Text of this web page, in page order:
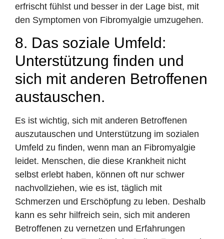
erfrischt fühlst und besser in der Lage bist, mit
den Symptomen von Fibromyalgie umzugehen.
8. Das soziale Umfeld:
Unterstützung finden und
sich mit anderen Betroffenen
austauschen.
Es ist wichtig, sich mit anderen Betroffenen
auszutauschen und Unterstützung im sozialen
Umfeld zu finden, wenn man an Fibromyalgie
leidet. Menschen, die diese Krankheit nicht
selbst erlebt haben, können oft nur schwer
nachvollziehen, wie es ist, täglich mit
Schmerzen und Erschöpfung zu leben. Deshalb
kann es sehr hilfreich sein, sich mit anderen
Betroffenen zu vernetzen und Erfahrungen